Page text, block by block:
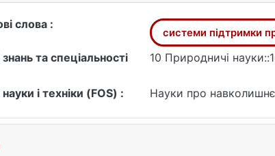
(Кіровоградська область)
зонування і визначення
забезпечення є необхідною умовою
на регіональному та національному рівнях.
слова :
системи підтримки
знань та спеціальності
10 Природничі
науки і техніки (FOS) : Науки про